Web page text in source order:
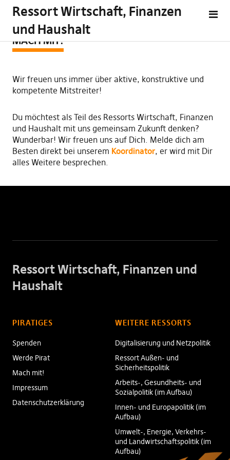
Ressort Wirtschaft, Finanzen
und Haushalt
MACH MIT!
Wir freuen uns immer über aktive, konstruktive und
kompetente Mitstreiter!
Du möchtest als Teil des Ressorts Wirtschaft, Finanzen
und Haushalt mit uns gemeinsam Zukunft denken?
Wunderbar! Wir freuen uns auf Dich. Melde dich am
Besten direkt bei unserem Koordinator, er wird mit Dir
alles Weitere besprechen.
Ressort Wirtschaft, Finanzen und
Haushalt
PIRATIGES
Spenden
Werde Pirat
Mach mit!
Impressum
Datenschutzerklärung
WEITERE RESSORTS
Digitalisierung und Netzpolitik
Ressort Außen- und
Sicherheitspolitik
Arbeits-, Gesundheits- und
Sozialpolitik (im Aufbau)
Innen- und Europapolitik (im
Aufbau)
Umwelt-, Energie, Verkehrs-
und Landwirtschaftspolitik (im
Aufbau)